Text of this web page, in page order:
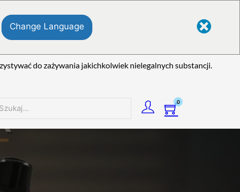
Change Language
do zażywania jakichkolwiek nielegalnych substancji.
0